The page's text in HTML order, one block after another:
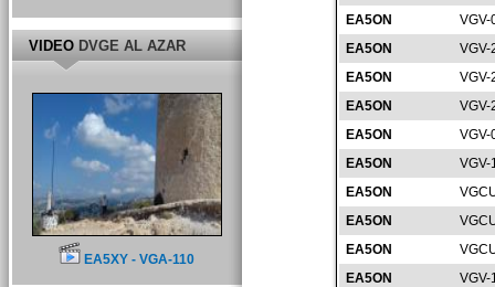
EA5ON
VGV-
EA5ON
VGV-
EA5ON
VGV-
EA5ON
VGV-
EA5ON
VGV-
EA5ON
VGV-
EA5ON
EA5ON
EA5ON
EA5ON
VGV-
VIDEODVGE AL AZAR
EA5XY - VGA-110